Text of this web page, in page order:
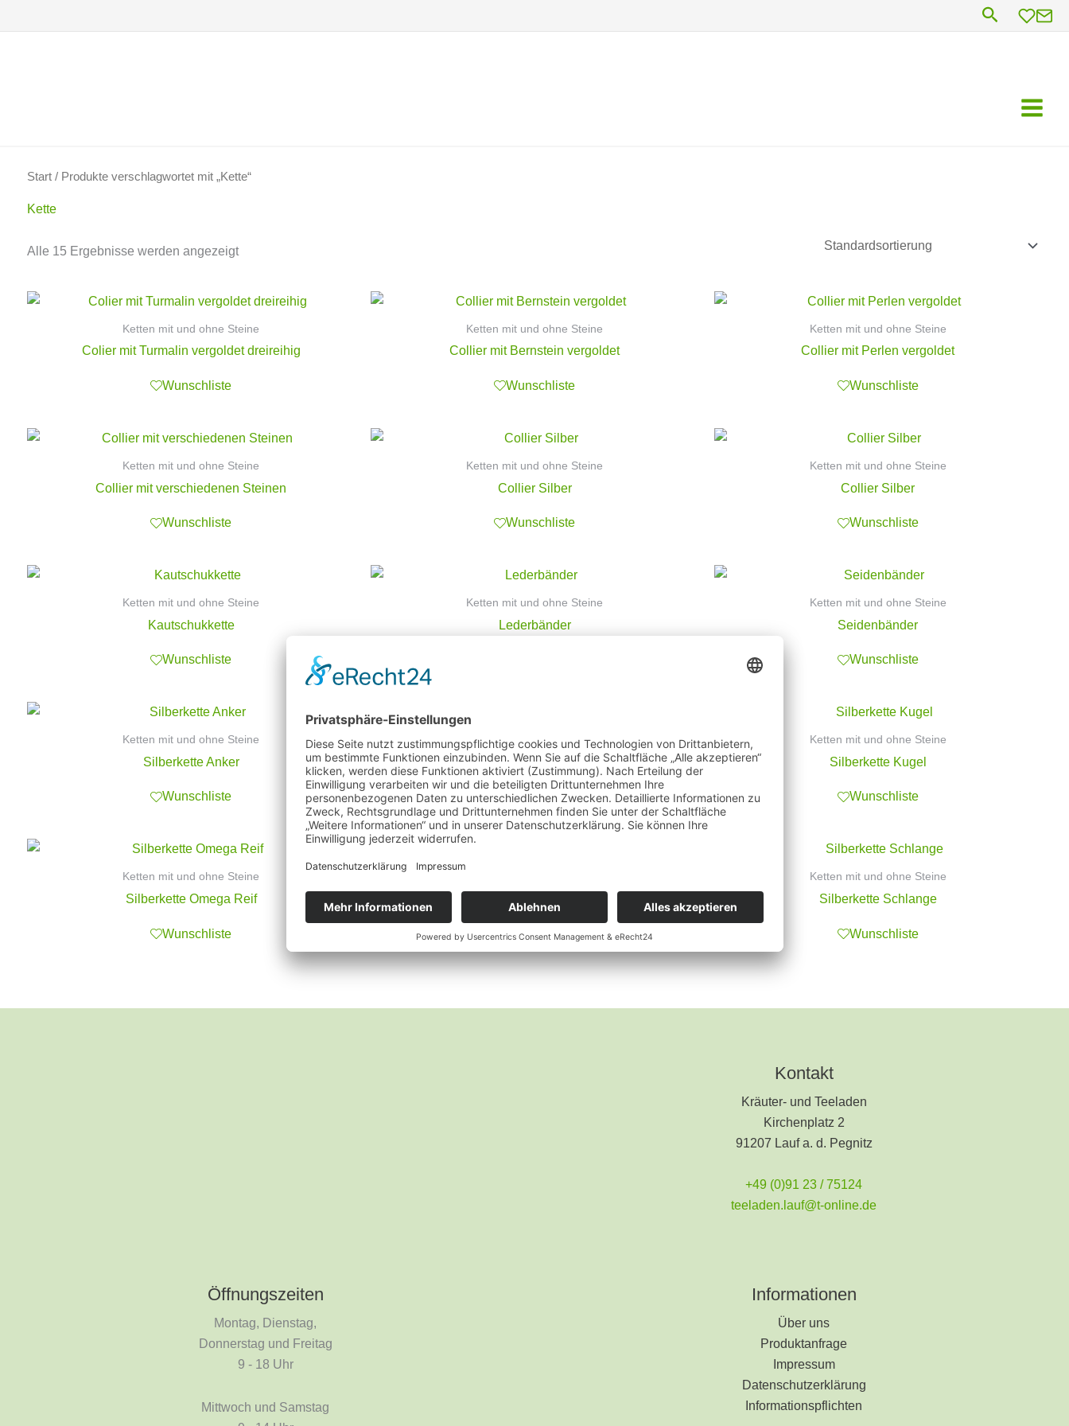
Inhalt
Suchen
Start / Produkte verschlagwortet mit „Kette“
Kette
Alle 15 Ergebnisse werden angezeigt
Ketten mit und ohne Steine
Colier mit Turmalin vergoldet dreireihig
Wunschliste
Ketten mit und ohne Steine
Collier mit Bernstein vergoldet
Wunschliste
Ketten mit und ohne Steine
Collier mit Perlen vergoldet
Wunschliste
Ketten mit und ohne Steine
Collier mit verschiedenen Steinen
Wunschliste
Ketten mit und ohne Steine
Collier Silber
Wunschliste
Ketten mit und ohne Steine
Collier Silber
Wunschliste
Ketten mit und ohne Steine
Kautschukkette
Wunschliste
Ketten mit und ohne Steine
Lederbänder
Ketten mit und ohne Steine
Seidenbänder
Wunschliste
Ketten mit und ohne Steine
Silberkette Anker
Wunschliste
Ketten mit und ohne Steine
Silberkette diamantiert
Wunschliste
Ketten mit und ohne Steine
Silberkette Kugel
Wunschliste
Ketten mit und ohne Steine
Silberkette Omega Reif
Wunschliste Wunschliste
Ketten mit und ohne Steine
Silberkette Schlange
Wunschliste
Kontakt
Kräuter- und Teeladen
Kirchenplatz 2
91207 Lauf a. d. Pegnitz
+49 (0)91 23 / 75124
teeladen.lauf@t-online.de
Öffnungszeiten
Montag, Dienstag,
Donnerstag und Freitag
9 - 18 Uhr
Mittwoch und Samstag
Informationen
Über uns
Produktanfrage
Impressum
Datenschutzerklärung
Informationspflichten